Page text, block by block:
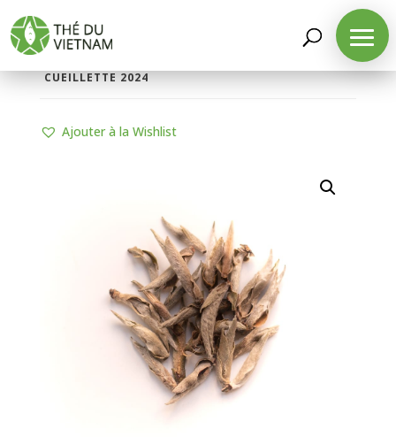
LA BOUTIQUE
THÉS BLANCS
CUEILLETTE 2024
Ajouter à la Wishlist